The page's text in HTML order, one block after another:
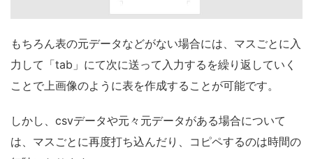
もちろん表の元データなどがない場合には、マスごとに入
力して「tab」にて次に送って入力するを繰り返していく
ことで上画像のように表を作成することが可能です。
しかし、csvデータや元々元データがある場合について
は、マスごとに再度打ち込んだり、コピペするのは時間の